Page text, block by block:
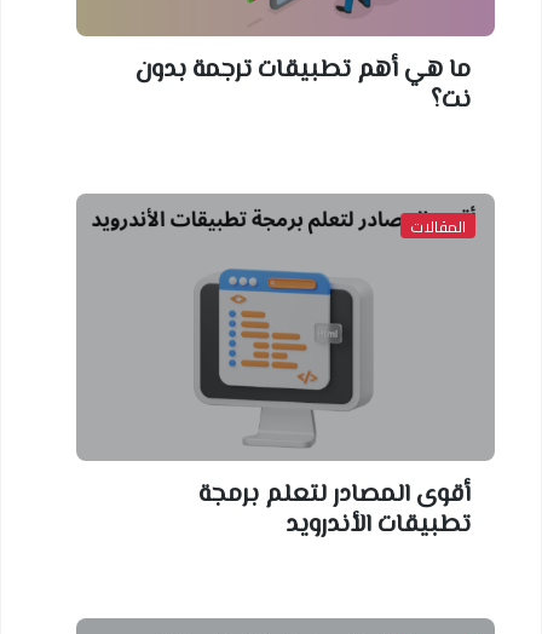
ما هي أهم تطبيقات ترجمة بدون
نت؟
المقالات
أقوى المصادر لتعلم برمجة
تطبيقات الأندرويد